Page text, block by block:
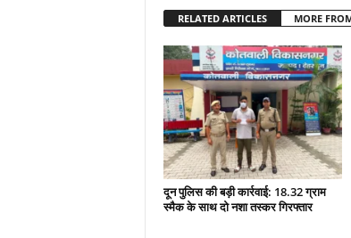
RELATED ARTICLES MORE
दून पुलिस की बड़ी कार्रवाई: 18.32 ग्राम
स्मैक के साथ दो नशा तस्कर गिरफ्तार